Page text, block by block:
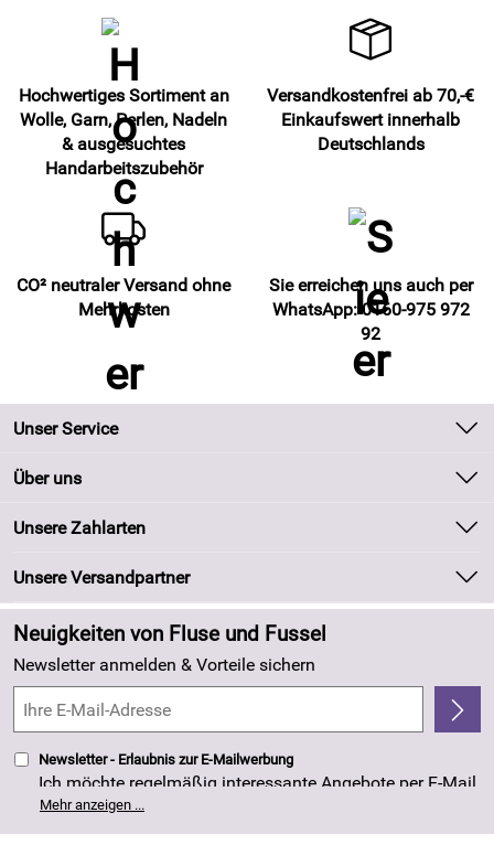
Hochwertiges Sortiment an
Wolle, Garn, Perlen, Nadeln
& ausgesuchtes
Handarbeitszubehör
Versandkostenfrei ab 70,-€
Einkaufswert innerhalb
Deutschlands
CO² neutraler Versand ohne
Mehrkosten
Sie erreichen uns auch per
WhatsApp: 0160-975 972
92
Unser Service
Kontakt
Kundeninformationen
Newsletter
Zahlung und Versand
Kundenlogin
Über uns
Unsere Bestseller
Neu
Angebote
Made in Germany
4,8/5
Unsere Zahlarten
Unsere Versandpartner
Neuigkeiten von Fluse und Fussel
Newsletter anmelden & Vorteile sichern
Newsletter - Erlaubnis zur E-Mailwerbung
Ich möchte regelmäßig interessante Angebote per E-Mail
erhalten. Meine E-Mail-Adresse wird nicht an andere
Unternehmen weitergegeben. Die Einwilligung zur
Nutzung meiner E-Mail- Adresse für Werbezwecke kann
Mehr anzeigen ...